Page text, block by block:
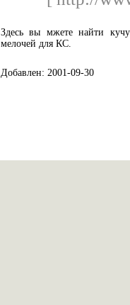
Здесь вы мжете найти
мелочей для КС.
Добавлен: 2001-09-30